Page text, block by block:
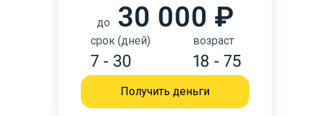
до 30 000 ₽
срок (дней)
7 - 30
возраст
18 - 75
Получить деньги